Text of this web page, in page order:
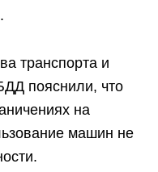
транспорта и
пояснили, что
на
машин не